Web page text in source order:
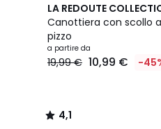
LA REDOUTE
Canottiera con scollo
pizzo
a partire da
19,99 € 10,99 € -
4,1
/ 5
2
Colori
4,1
/